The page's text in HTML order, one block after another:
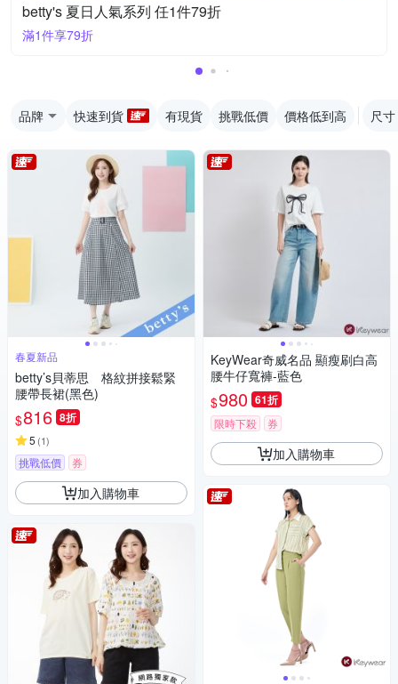
betty's 夏日人氣系列 任1件79折
滿1件享79折
品牌 快速到貨 有現貨 挑戰低價 價格低到高 尺寸
春夏新品
betty’s貝蒂思 格紋拼接鬆緊
腰帶長裙(黑色)
$816 8折
5 (1)
挑戰低價 券
加入購物車
KeyWear奇威名品 顯瘦刷白高
腰牛仔寬褲-藍色
$980 61折
限時下殺 券
加入購物車